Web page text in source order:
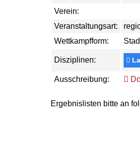
Verein:
Veranstaltungsart:
Wettkampfform:
Disziplinen:
Ausschreibung:
Ergebnislisten bitte an